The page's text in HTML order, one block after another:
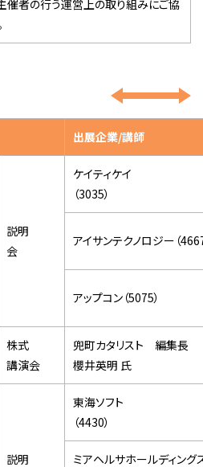
催者の行う運営上の取り組みにご協
出展企業/講師
説明
会
ケイティケイ
（3035）
アイサンテクノロジー （
アップコン （5075）
株式
講演会
兜町カタリスト 編集長
櫻井英明 氏
説明
東海ソフト
（4430）
ミアヘルサホールディング